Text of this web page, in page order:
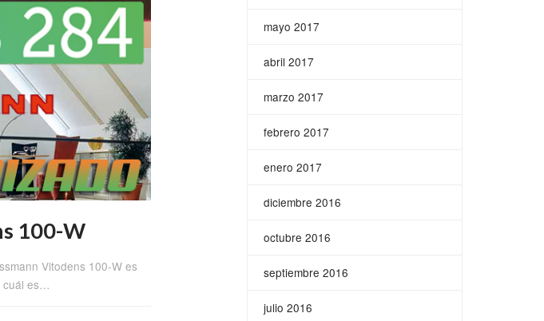
100-W
Vitodens 100-W es
cuál es…
mayo 2017
abril 2017
marzo 2017
febrero 2017
enero 2017
diciembre 2016
octubre 2016
septiembre 2016
julio 2016